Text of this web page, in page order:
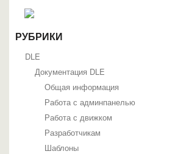
РУБРИКИ
DLE
Документация DLE
Общая информация
Работа с админпанелью
Работа с движком
Разработчикам
Шаблоны